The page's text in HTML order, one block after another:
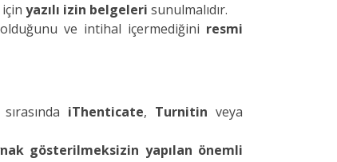
içinyazılı izin belgeleri sunulmalıdır.
ve intihal içermediğini resmi
iThenticate, Turnitin veya
gösterilmeksizin yapılan önemli